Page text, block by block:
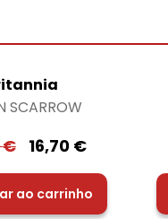
SCARROW
€ 16,70 €
ao carrinho